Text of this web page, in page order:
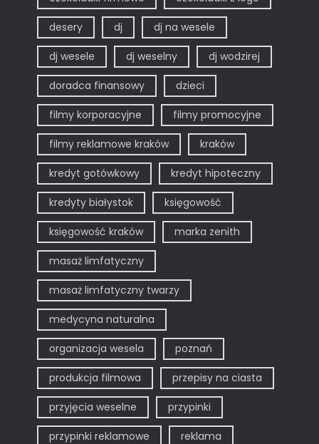
desery dj dj na wesele
dj wesele dj weselny dj wodzirej
doradca finansowy dzieci
filmy korporacyjne filmy promocyjne
filmy reklamowe kraków kraków
kredyt gotówkowy kredyt hipoteczny
kredyty białystok księgowość
księgowość kraków marka zenith
masaż limfatyczny
masaż limfatyczny twarzy
medycyna naturalna
organizacja wesela poznań
produkcja filmowa przepisy na ciasta
przyjęcia weselne przypinki
przypinki reklamowe reklama